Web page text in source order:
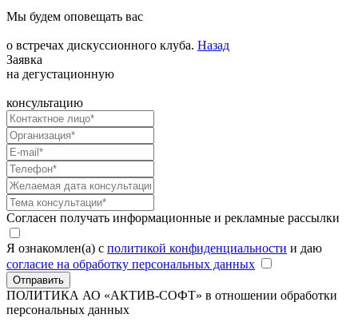
Мы будем оповещать вас
о встречах дискуссионного клуба. Назад
Заявка
на дегустационную
консультацию
Согласен получать информационные и рекламные рассылки
Я ознакомлен(а) с политикой конфиденциальности и даю
согласие на обработку персональных данных
Отправить
ПОЛИТИКА АО «АКТИВ-СОФТ» в отношении обработки
персональных данных